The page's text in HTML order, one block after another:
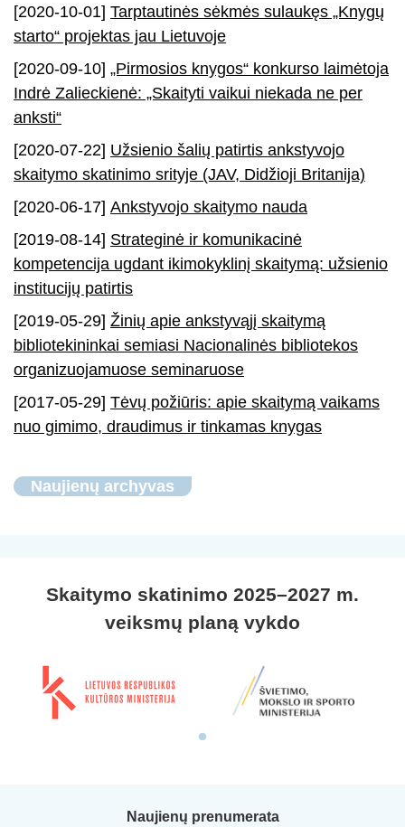
[2020-10-01] Tarptautinės sėkmės sulaukęs „Knygų
starto“ projektas jau Lietuvoje
[2020-09-10] „Pirmosios knygos“ konkurso laimėtoja
Indrė Zalieckienė: „Skaityti vaikui niekada ne per
anksti“
[2020-07-22] Užsienio šalių patirtis ankstyvojo
skaitymo skatinimo srityje (JAV, Didžioji Britanija)
[2020-06-17] Ankstyvojo skaitymo nauda
[2019-08-14] Strateginė ir komunikacinė
kompetencija ugdant ikimokyklinį skaitymą: užsienio
institucijų patirtis
[2019-05-29] Žinių apie ankstyvąjį skaitymą
bibliotekininkai semiasi Nacionalinės bibliotekos
organizuojamuose seminaruose
[2017-05-29] Tėvų požiūris: apie skaitymą vaikams
nuo gimimo, draudimus ir tinkamas knygas
Naujienų archyvas
Skaitymo skatinimo 2025–2027 m.
veiksmų planą vykdo
Naujienų prenumerata